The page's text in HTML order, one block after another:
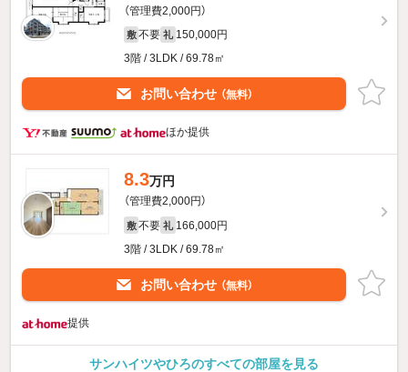
（管理費2,000円）
敷 不要 礼 150,000円
3階 / 3LDK / 69.78㎡
お問い合わせ （無料）
ほか提供
8.3万円
（管理費2,000円）
敷 不要 礼 166,000円
3階 / 3LDK / 69.78㎡
お問い合わせ （無料）
提供
サンハイツやひろのすべての部屋を見る